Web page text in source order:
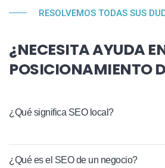
RESOLVEMOS TODAS SUS
¿NECESITA AYUDA
POSICIONAMIENTO
¿Qué significa SEO local?
¿Qué es el SEO de un negocio?